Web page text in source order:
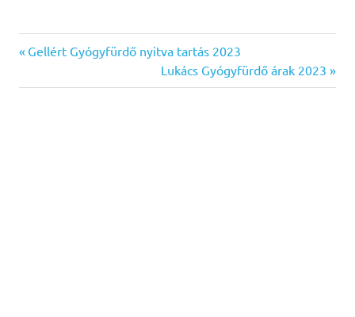
Bejegyzés
navigáció
Previous
Gellért Gyógyfürdő nyitva tartás 2023
Next
Post:
Lukács Gyógyfürdő árak 2023